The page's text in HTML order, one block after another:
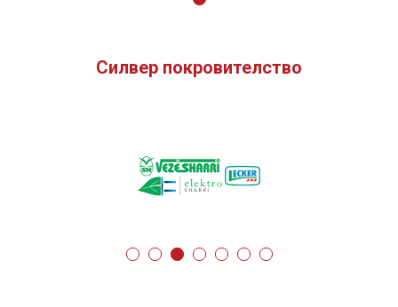
Силвер покровителство